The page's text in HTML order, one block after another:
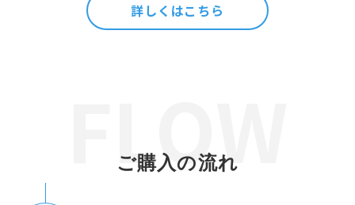
詳しくはこちら
ご購入の流れ